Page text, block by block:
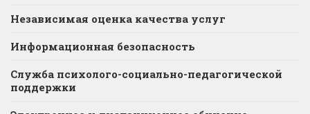
Независимая оценка качества услуг
Информационная безопасность
Служба психолого-социально-педагогической
поддержки